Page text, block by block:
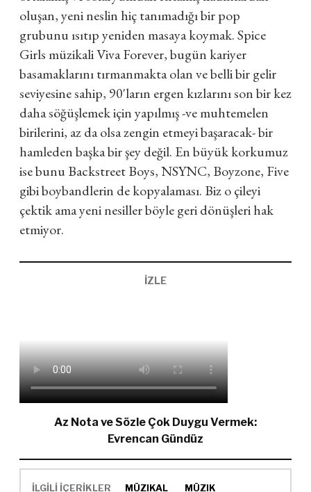
oluşan, yeni neslin hiç tanımadığı bir pop
grubunu ısıtıp yeniden masaya koymak. Spice
Girls müzikali Viva Forever, bugün kariyer
basamaklarını tırmanmakta olan ve belli bir gelir
seviyesine sahip, 90'ların ergen kızlarını son bir kez
daha söğüşlemek için yapılmış -ve muhtemelen
birilerini, az da olsa zengin etmeyi başaracak- bir
hamleden başka bir şey değil. En büyük korkumuz
ise bunu Backstreet Boys, NSYNC, Boyzone, Five
gibi boybandlerin de kopyalaması. Biz o çileyi
çektik ama yeni nesiller böyle geri dönüşleri hak
etmiyor.
İZLE
Az Nota ve Sözle Çok Duygu Vermek:
Evrencan Gündüz
İLGİLİ İÇERİKLER MÜZIKAL
MÜZIK